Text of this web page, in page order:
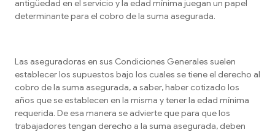
antigüedad en el servicio y la edad mínima juegan un papel
determinante para el cobro de la suma asegurada.
Las aseguradoras en sus Condiciones Generales suelen
establecer los supuestos bajo los cuales se tiene el derecho al
cobro de la suma asegurada, a saber, haber cotizado los
años que se establecen en la misma y tener la edad mínima
requerida. De esa manera se advierte que para que los
trabajadores tengan derecho a la suma asegurada, deben